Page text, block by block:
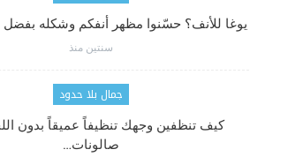
يوغا للأنف؟ حسّنوا مظهر أنفكم وشكله بفضل
سنتين منذ
جمال بلا حدود
كيف تنظفين وجهك تنظيفاً عميقاً بدون
صالونات…